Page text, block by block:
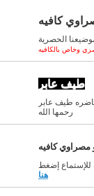
كافيه
الحصرية
وخاص بالكافيه
طيف عابر
طيف عابر
رحمها الله
مصراوي كافيه
للإستماع إضغط
هنا